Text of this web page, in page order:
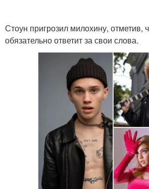
Стоун пригрозил милохину, отметив,
обязательно ответит за свои слова.